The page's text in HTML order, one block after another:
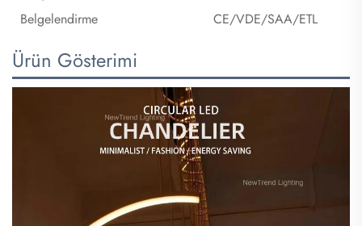
Belgelendirme
CE/VDE/SAA/ETL
Ürün Gösterimi